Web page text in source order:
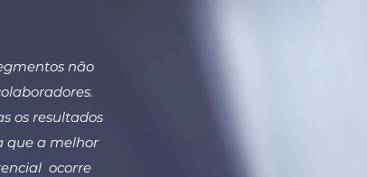
não
os resultados
que a melhor
ocorre